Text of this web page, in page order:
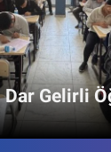
Dar Gelirli